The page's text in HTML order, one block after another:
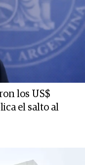
los US$
el salto al